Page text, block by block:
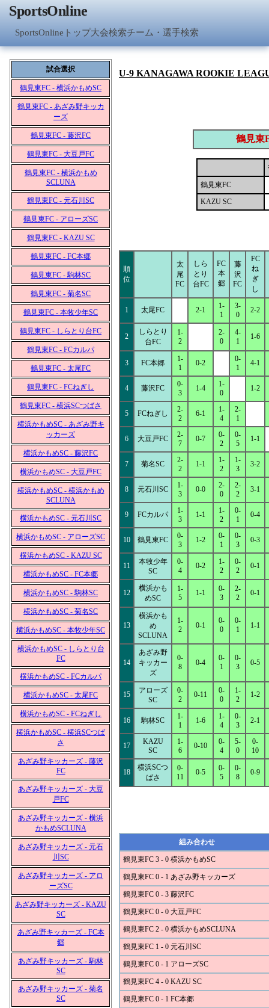
SportsOnline
SportsOnlineトップ大会検索チーム・選手検索
試合選択
鶴見東FC - 横浜かもめSC
鶴見東FC - あざみ野キッカ
ーズ
鶴見東FC - 藤沢FC
鶴見東FC - 大豆戸FC
鶴見東FC - 横浜かもめ
SCLUNA
鶴見東FC - 元石川SC
鶴見東FC - アローズSC
鶴見東FC - KAZU SC
鶴見東FC - FC本郷
鶴見東FC - 駒林SC
鶴見東FC - 菊名SC
鶴見東FC - 本牧少年SC
鶴見東FC - しらとり台FC
鶴見東FC - FCカルパ
鶴見東FC - 太尾FC
鶴見東FC - FCねぎし
鶴見東FC - 横浜SCつばさ
横浜かもめSC - あざみ野キ
ッカーズ
横浜かもめSC - 藤沢FC
横浜かもめSC - 大豆戸FC
横浜かもめSC - 横浜かもめ
SCLUNA
横浜かもめSC - 元石川SC
横浜かもめSC - アローズSC
横浜かもめSC - KAZU SC
横浜かもめSC - FC本郷
横浜かもめSC - 駒林SC
横浜かもめSC - 菊名SC
横浜かもめSC - 本牧少年SC
横浜かもめSC - しらとり台
FC
横浜かもめSC - FCカルパ
横浜かもめSC - 太尾FC
横浜かもめSC - FCねぎし
横浜かもめSC - 横浜SCつば
さ
あざみ野キッカーズ - 藤沢
FC
あざみ野キッカーズ - 大豆
戸FC
あざみ野キッカーズ - 横浜
かもめSCLUNA
あざみ野キッカーズ - 元石
川SC
あざみ野キッカーズ - アロ
ーズSC
あざみ野キッカーズ - KAZU
SC
あざみ野キッカーズ - FC本
郷
あざみ野キッカーズ - 駒林
SC
あざみ野キッカーズ - 菊名
SC
U-9 KANAGAWA ROOKIE
鶴見東
鶴見東FC
KAZU SC
順
位
太
尾
FC
しら
とり
台FC
FC
本
郷
藤
沢
FC
FC
ね
ぎ
し
1 太尾FC 2-1
1-
1
3-
0
2-2
2
しらとり
台FC
1-
2
2-
0
4-
1
1-6
3 FC本郷
1-
1
0-2
0-
1
4-1
4 藤沢FC
0-
3
1-4
1-
0
1-2
5 FCねぎし
2-
2
6-1
1-
4
2-
1
6 大豆戸FC
2-
7
0-7
0-
2
0-
5
1-1
7 菊名SC
2-
2
1-1
1-
2
1-
3
3-2
8 元石川SC
1-
3
0-0
2-
0
2-
2
3-1
9 FCカルパ
1-
3
1-1
1-
2
0-
1
0-4
10 鶴見東FC
0-
3
1-2
0-
1
0-
3
0-3
11
本牧少年
SC
0-
4
0-2
1-
2
0-
2
0-1
12
横浜かも
めSC
1-
5
1-1
0-
3
2-
2
0-1
13
横浜かも
め
SCLUNA
1-
2
0-1
0-
0
0-
1
1-1
14
あざみ野
キッカー
ズ
0-
8
0-4
0-
1
0-
3
0-5
15
アローズ
SC
0-
2
0-11
0-
0
1-
2
1-2
16 駒林SC
1-
1
1-6
1-
4
0-
3
2-1
17
KAZU
SC
1-
6
0-10
0-
4
5-
0
0-
10
18
横浜SCつ
ばさ
0-
11
0-5
0-
5
0-
8
0-9
組み合わせ
鶴見東FC 3 - 0 横浜かもめSC
鶴見東FC 0 - 1 あざみ野キッカーズ
鶴見東FC 0 - 3 藤沢FC
鶴見東FC 0 - 0 大豆戸FC
鶴見東FC 2 - 0 横浜かもめSCLUNA
鶴見東FC 1 - 0 元石川SC
鶴見東FC 0 - 1 アローズSC
鶴見東FC 4 - 0 KAZU SC
鶴見東FC 0 - 1 FC本郷